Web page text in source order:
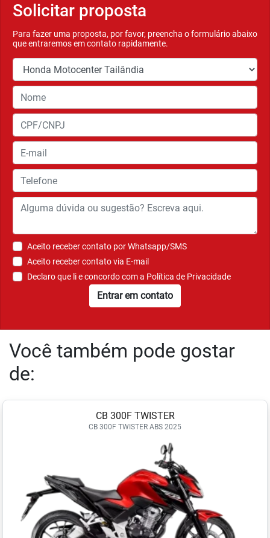
Solicitar proposta
Para fazer uma proposta, por favor, preencha o formulário abaixo
que entraremos em contato rapidamente.
Aceito receber contato por Whatsapp/SMS
Aceito receber contato via E-mail
Declaro que li e concordo com a Política de Privacidade
Entrar em contato
Você também pode gostar
de:
CB 300F TWISTER
CB 300F TWISTER ABS 2025